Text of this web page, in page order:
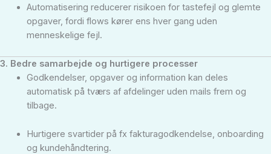
Automatisering reducerer risikoen for tastefejl og glemte
opgaver, fordi flows kører ens hver gang uden
menneskelige fejl.
3. Bedre samarbejde og hurtigere processer
Godkendelser, opgaver og information kan deles
automatisk på tværs af afdelinger uden mails frem og
tilbage.
Hurtigere svartider på fx fakturagodkendelse, onboarding
og kundehåndtering.